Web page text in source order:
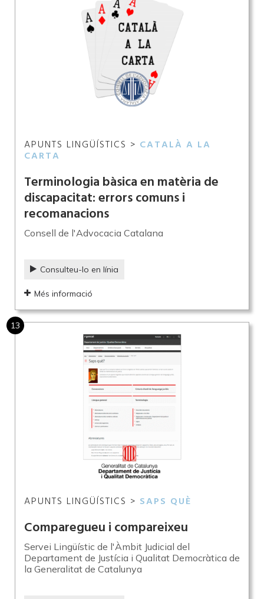
APUNTS LINGÜÍSTICS > CATALÀ A LA
CARTA
Terminologia bàsica en matèria de
discapacitat: errors comuns i
recomanacions
Consell de l'Advocacia Catalana
Consulteu-lo en línia
Més informació
13
APUNTS LINGÜÍSTICS > SAPS QUÈ
Comparegueu i compareixeu
Servei Lingüístic de l'Àmbit Judicial del
Departament de Justícia i Qualitat Democràtica de
la Generalitat de Catalunya